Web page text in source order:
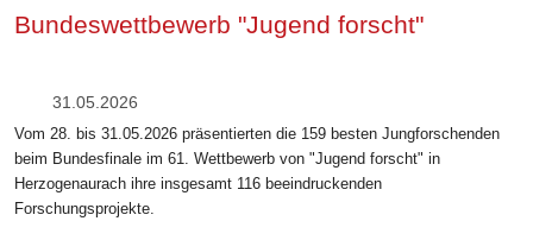
Bundeswettbewerb "Jugend forscht"
31.05.2026
Vom 28. bis 31.05.2026 präsentierten die 159 besten Jungforschenden
beim Bundesfinale im 61. Wettbewerb von "Jugend forscht" in
Herzogenaurach ihre insgesamt 116 beeindruckenden
Forschungsprojekte.